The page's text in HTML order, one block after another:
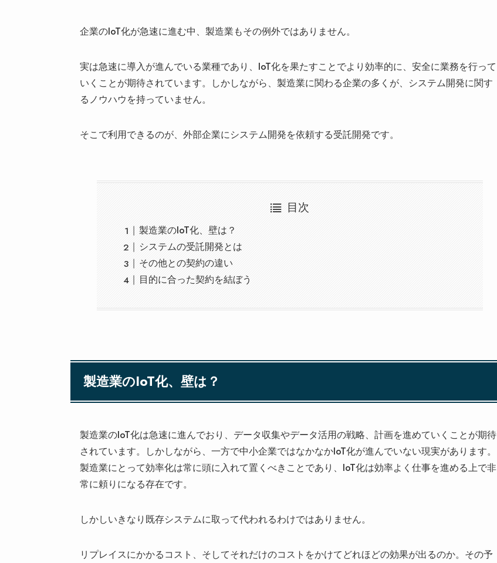
企業のIoT化が急速に進む中、製造業もその例外ではありません。
実は急速に導入が進んでいる業種であり、IoT化を果たすことでより効率的に、安全に業務を行って
いくことが期待されています。しかしながら、製造業に関わる企業の多くが、システム開発に関す
るノウハウを持っていません。
そこで利用できるのが、外部企業にシステム開発を依頼する受託開発です。
目次
製造業のIoT化、壁は？
システムの受託開発とは
その他との契約の違い
目的に合った契約を結ぼう
製造業のIoT化、壁は？
製造業のIoT化は急速に進んでおり、データ収集やデータ活用の戦略、計画を進めていくことが期待
されています。しかしながら、一方で中小企業ではなかなかIoT化が進んでいない現実があります。
製造業にとって効率化は常に頭に入れて置くべきことであり、IoT化は効率よく仕事を進める上で非
常に頼りになる存在です。
しかしいきなり既存システムに取って代われるわけではありません。
リプレイスにかかるコスト、そしてそれだけのコストをかけてどれほどの効果が出るのか。その予